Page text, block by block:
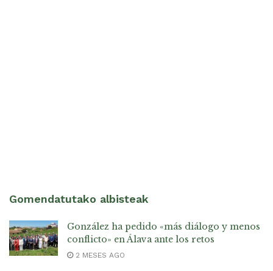
Gomendatutako albisteak
González ha pedido «más diálogo y menos
conflicto» en Álava ante los retos
2 MESES AGO